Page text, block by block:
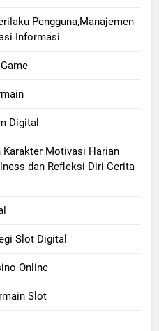
Pengguna,Manajemen
Informasi
Digital
Motivasi Harian
dan Refleksi Diri Cerita
Slot Digital
Online
Slot